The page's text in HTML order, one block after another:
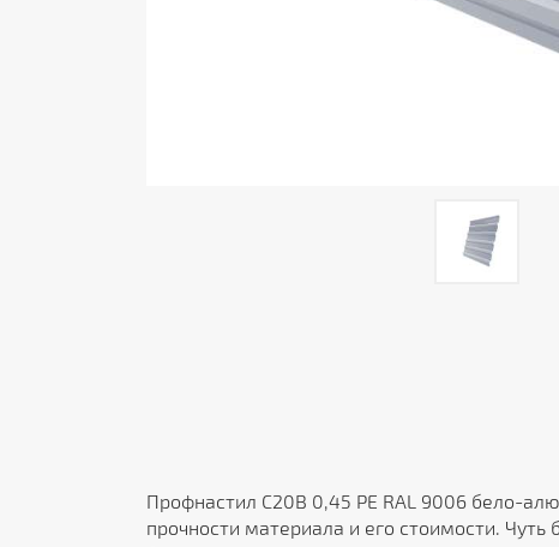
Профнастил С20В 0,45 PE RAL 9006 бело-
прочности материала и его стоимости.